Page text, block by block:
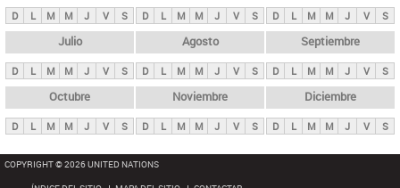
i
p
a
l
s
D L M M J V S D L M M J V S D L M M J V S
Julio
D L M M J V S
Agosto
D L M M J V S
Septiembre
D L M M J V S
Octubre
D L M M J V S
Noviembre
D L M M J V S
Diciembre
D L M M J V S
COPYRIGHT © 2026 UNITED NATIONS